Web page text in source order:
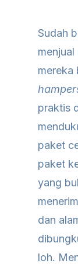
Sudah
mereka
praktis
paket
paket
yang
dan
loh.